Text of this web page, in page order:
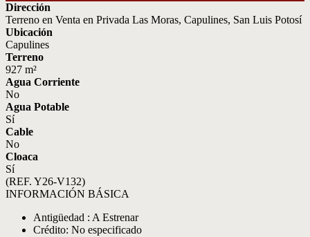
Dirección
Terreno en Venta en Privada Las Moras, Capulines, San Luis Potosí
Ubicación
Capulines
Terreno
927 m²
Agua Corriente
No
Agua Potable
Sí
Cable
No
Cloaca
Sí
(REF. Y26-V132)
INFORMACIÓN BÁSICA
Antigüedad : A Estrenar
Crédito: No especificado